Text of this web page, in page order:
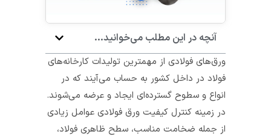
آنچه در این مطلب می‌خوانید...
ورق‌های فولادی از مهمترین تولیدات کارخانه‌های
فولاد در داخل کشور به حساب می‌آیند که در
انواع و سطوح گسترده‌ای ایجاد و عرضه می‌شوند.
در زمینه کنترل کیفیت ورق فولادی عوامل زیادی
از جمله ضخامت مناسب، سطح ظاهری فولاد،